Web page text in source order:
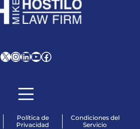
XInstagram
LinkedIn
YouTube
Facebook
Política de
Privacidad
Condiciones del
Servicio